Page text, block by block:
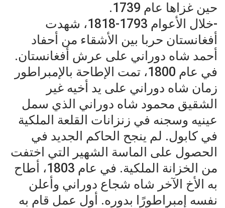
حين غزاها عام 1739.
-خلال الأعوام 1793-1818، شهدت
أفغانستان حربا بين الأشقاء من أحفاد
أحمد شاه دوراني على عرش أفغانستان.
في عام 1800، تمت الإطاحة بالإمبراطور
زمان شاه دوراني على يد أخيه غير
الشقيق محمود شاه دوراني الذي سمل
عينيه وسجنه في زنزانات القلعة الملكية
في كابول. لم ينجح الحاكم الجديد في
الحصول على الماسة الشهير التي اختفت
من الخزانة الملكية. في عام 1803، أطاح
به الأخ الآخر شاه شجاع دوراني وأعلن
نفسه إمبراطورًا بدوره. أول عمل قام به